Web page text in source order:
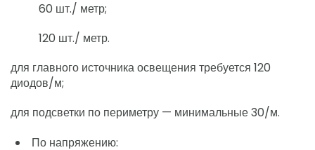
60 шт./ метр;
120 шт./ метр.
для главного источника освещения требуется 120
диодов/м;
для подсветки по периметру — минимальные 30/м.
По напряжению: